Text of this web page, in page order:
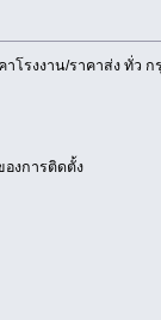
โรงงาน/ราคาส่ง ทั่ว
งการติดตั้ง